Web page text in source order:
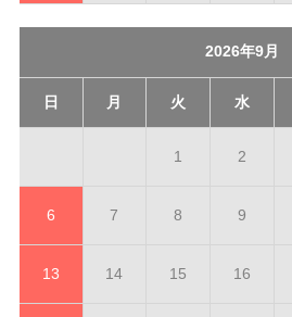
2026年9月
日 月 火 水
1 2
6 7 8 9
13 14 15 16